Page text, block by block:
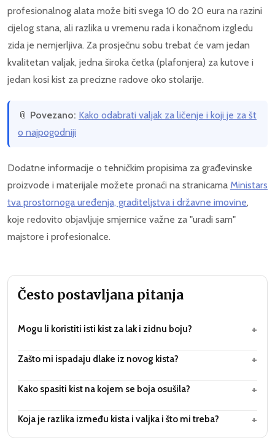
profesionalnog alata može biti svega 10 do 20 eura na razini
cijelog stana, ali razlika u vremenu rada i konačnom izgledu
zida je nemjerljiva. Za prosječnu sobu trebat će vam jedan
kvalitetan valjak, jedna široka četka (plafonjera) za kutove i
jedan kosi kist za precizne radove oko stolarije.
📎 Povezano: Kako odabrati valjak za ličenje i koji je za št
o najpogodniji
Dodatne informacije o tehničkim propisima za građevinske
proizvode i materijale možete pronaći na stranicama Ministars
tva prostornoga uređenja, graditeljstva i državne imovine,
koje redovito objavljuje smjernice važne za "uradi sam"
majstore i profesionalce.
Često postavljana pitanja
Mogu li koristiti isti kist za lak i zidnu boju? +
Zašto mi ispadaju dlake iz novog kista? +
Kako spasiti kist na kojem se boja osušila? +
Koja je razlika između kista i valjka i što mi treba? +